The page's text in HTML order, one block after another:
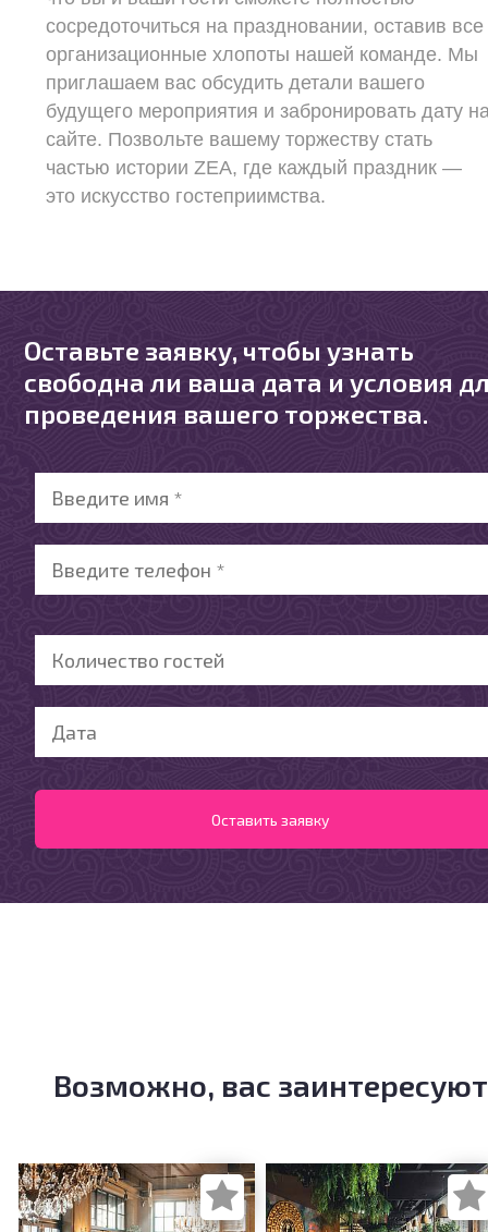
сосредоточиться на праздновании, оставив все
организационные хлопоты нашей команде. Мы
приглашаем вас обсудить детали вашего
будущего мероприятия и забронировать дату
сайте. Позвольте вашему торжеству стать
частью истории ZEA, где каждый праздник —
это искусство гостеприимства.
Оставьте заявку, чтобы узнать
свободна ли ваша дата и условия
проведения вашего торжества.
Возможно, вас заинтересуют